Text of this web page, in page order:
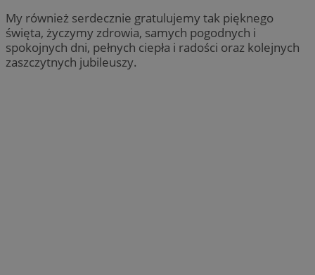
My również serdecznie gratulujemy tak pięknego
święta, życzymy zdrowia, samych pogodnych i
spokojnych dni, pełnych ciepła i radości oraz kolejnych
zaszczytnych jubileuszy.